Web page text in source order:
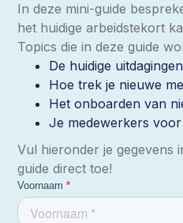
In deze mini-guide
het huidige arbeidstekort
Topics die in deze guide
De huidige
Hoe trek je nieuwe
Het onboarden van
Je medewerkers
Vul hieronder je gegevens
guide direct toe!